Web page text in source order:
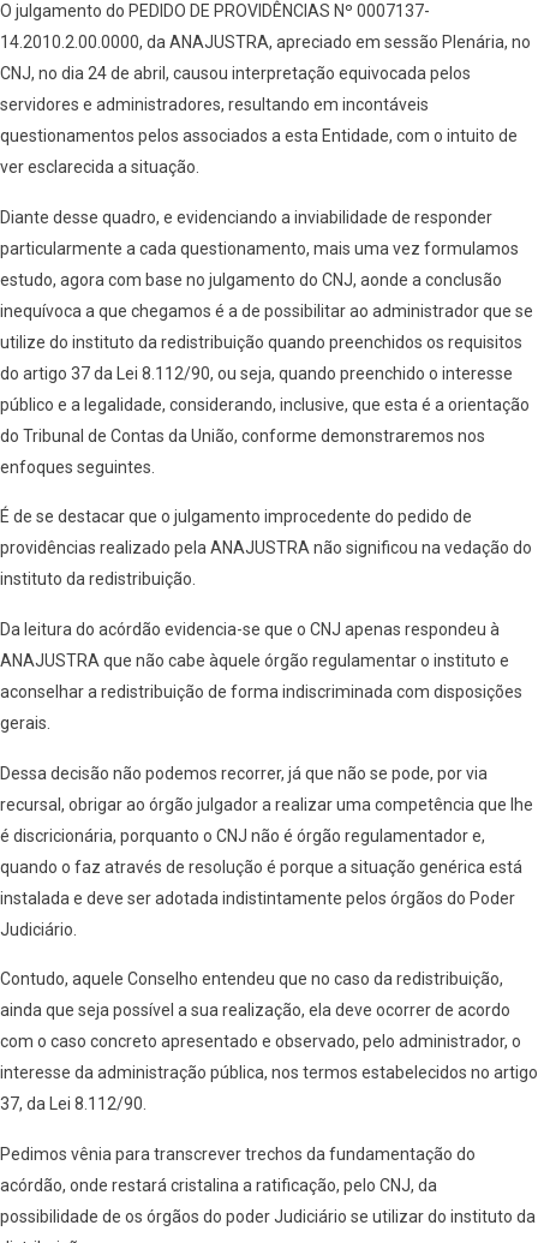
O julgamento do PEDIDO DE PROVIDÊNCIAS Nº 0007137-
14.2010.2.00.0000, da ANAJUSTRA, apreciado em sessão Plenária, no
CNJ, no dia 24 de abril, causou interpretação equivocada pelos
servidores e administradores, resultando em incontáveis
questionamentos pelos associados a esta Entidade, com o intuito de
ver esclarecida a situação.
Diante desse quadro, e evidenciando a inviabilidade de responder
particularmente a cada questionamento, mais uma vez formulamos
estudo, agora com base no julgamento do CNJ, aonde a conclusão
inequívoca a que chegamos é a de possibilitar ao administrador que se
utilize do instituto da redistribuição quando preenchidos os requisitos
do artigo 37 da Lei 8.112/90, ou seja, quando preenchido o interesse
público e a legalidade, considerando, inclusive, que esta é a orientação
do Tribunal de Contas da União, conforme demonstraremos nos
enfoques seguintes.
É de se destacar que o julgamento improcedente do pedido de
providências realizado pela ANAJUSTRA não significou na vedação do
instituto da redistribuição.
Da leitura do acórdão evidencia-se que o CNJ apenas respondeu à
ANAJUSTRA que não cabe àquele órgão regulamentar o instituto e
aconselhar a redistribuição de forma indiscriminada com disposições
gerais.
Dessa decisão não podemos recorrer, já que não se pode, por via
recursal, obrigar ao órgão julgador a realizar uma competência que lhe
é discricionária, porquanto o CNJ não é órgão regulamentador e,
quando o faz através de resolução é porque a situação genérica está
instalada e deve ser adotada indistintamente pelos órgãos do Poder
Judiciário.
Contudo, aquele Conselho entendeu que no caso da redistribuição,
ainda que seja possível a sua realização, ela deve ocorrer de acordo
com o caso concreto apresentado e observado, pelo administrador, o
interesse da administração pública, nos termos estabelecidos no artigo
37, da Lei 8.112/90.
Pedimos vênia para transcrever trechos da fundamentação do
acórdão, onde restará cristalina a ratificação, pelo CNJ, da
possibilidade de os órgãos do poder Judiciário se utilizar do instituto da